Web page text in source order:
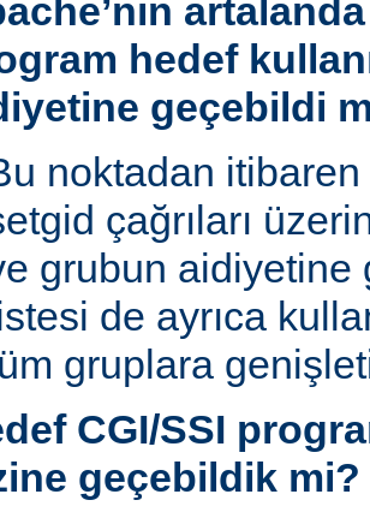
artalanda
hedef
geçebildi
noktadan
çağrıları
grubun aidiyetine
de ayrıca
gruplara
CGI/SSI
geçebildik mi?